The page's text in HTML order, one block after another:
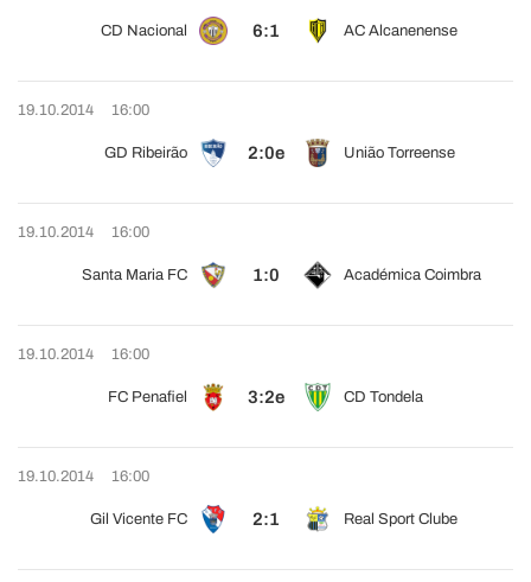
CD Nacional 6:1 AC Alcanenense
19.10.2014 16:00
GD Ribeirão 2:0e União Torreense
19.10.2014 16:00
Santa Maria FC 1:0 Académica Coimbra
19.10.2014 16:00
FC Penafiel 3:2e CD Tondela
19.10.2014 16:00
Gil Vicente FC 2:1 Real Sport Clube